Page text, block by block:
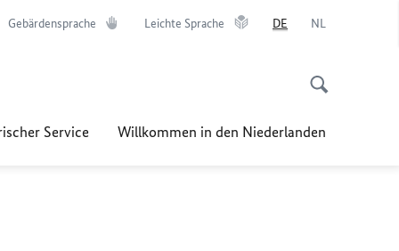
Gebärdensprache Leichte Sprache DE NL
Service Willkommen in den Niederlanden